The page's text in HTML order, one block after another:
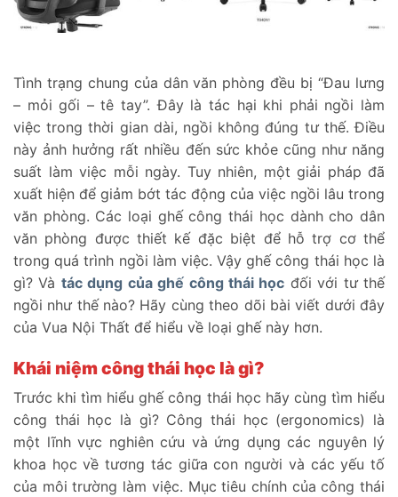
Tình trạng chung của dân văn phòng đều bị “Đau lưng
– mỏi gối – tê tay”. Đây là tác hại khi phải ngồi làm
việc trong thời gian dài, ngồi không đúng tư thế. Điều
này ảnh hưởng rất nhiều đến sức khỏe cũng như năng
suất làm việc mỗi ngày. Tuy nhiên, một giải pháp đã
xuất hiện để giảm bớt tác động của việc ngồi lâu trong
văn phòng. Các loại ghế công thái học dành cho dân
văn phòng được thiết kế đặc biệt để hỗ trợ cơ thể
trong quá trình ngồi làm việc. Vậy ghế công thái học là
gì? Và tác dụng của ghế công thái học đối với tư thế
ngồi như thế nào? Hãy cùng theo dõi bài viết dưới đây
của Vua Nội Thất để hiểu về loại ghế này hơn.
Khái niệm công thái học là gì?
Trước khi tìm hiểu ghế công thái học hãy cùng tìm hiểu
công thái học là gì? Công thái học (ergonomics) là
một lĩnh vực nghiên cứu và ứng dụng các nguyên lý
khoa học về tương tác giữa con người và các yếu tố
của môi trường làm việc. Mục tiêu chính của công thái